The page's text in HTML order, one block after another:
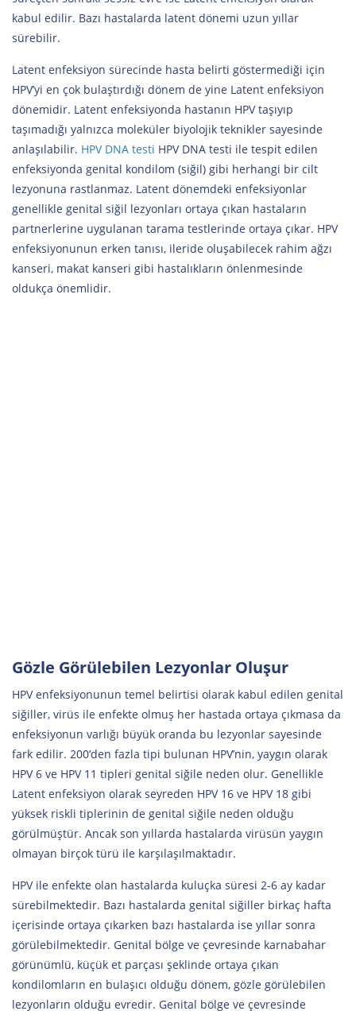
kabul edilir. Bazı hastalarda latent dönemi uzun yıllar
sürebilir.
Latent enfeksiyon sürecinde hasta belirti göstermediği için
HPV’yi en çok bulaştırdığı dönem de yine Latent enfeksiyon
dönemidir. Latent enfeksiyonda hastanın HPV taşıyıp
taşımadığı yalnızca moleküler biyolojik teknikler sayesinde
anlaşılabilir. HPV DNA testi HPV DNA testi ile tespit edilen
enfeksiyonda genital kondilom (siğil) gibi herhangi bir cilt
lezyonuna rastlanmaz. Latent dönemdeki enfeksiyonlar
genellikle genital siğil lezyonları ortaya çıkan hastaların
partnerlerine uygulanan tarama testlerinde ortaya çıkar. HPV
enfeksiyonunun erken tanısı, ileride oluşabilecek rahim ağzı
kanseri, makat kanseri gibi hastalıkların önlenmesinde
oldukça önemlidir.
Gözle Görülebilen Lezyonlar Oluşur
HPV enfeksiyonunun temel belirtisi olarak kabul edilen genital
siğiller, virüs ile enfekte olmuş her hastada ortaya çıkmasa da
enfeksiyonun varlığı büyük oranda bu lezyonlar sayesinde
fark edilir. 200’den fazla tipi bulunan HPV’nin, yaygın olarak
HPV 6 ve HPV 11 tipleri genital siğile neden olur. Genellikle
Latent enfeksiyon olarak seyreden HPV 16 ve HPV 18 gibi
yüksek riskli tiplerinin de genital siğile neden olduğu
görülmüştür. Ancak son yıllarda hastalarda virüsün yaygın
olmayan birçok türü ile karşılaşılmaktadır.
HPV ile enfekte olan hastalarda kuluçka süresi 2-6 ay kadar
sürebilmektedir. Bazı hastalarda genital siğiller birkaç hafta
içerisinde ortaya çıkarken bazı hastalarda ise yıllar sonra
görülebilmektedir. Genital bölge ve çevresinde karnabahar
görünümlü, küçük et parçası şeklinde ortaya çıkan
kondilomların en bulaşıcı olduğu dönem, gözle görülebilen
lezyonların olduğu evredir. Genital bölge ve çevresinde